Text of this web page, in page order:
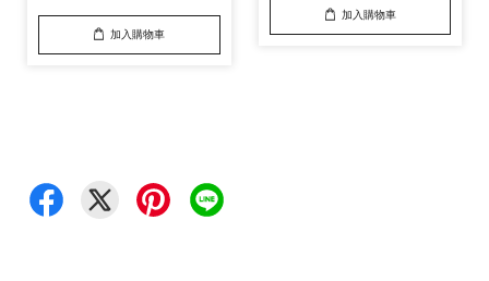
加入購物車
加入購物車